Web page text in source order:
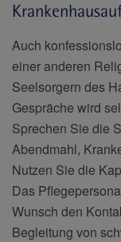
Auch
einer anderen
Seelsorgern des
Gespräche wird
Sprechen Sie die
Abendmahl,
Nutzen Sie die
Das
Wunsch den
Begleitung von